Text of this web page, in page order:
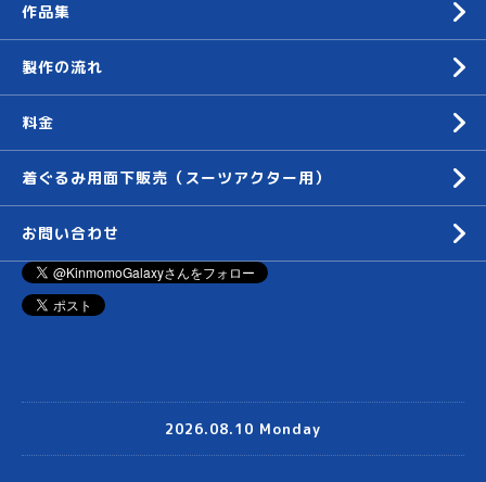
作品集
製作の流れ
料金
着ぐるみ用面下販売（スーツアクター用）
お問い合わせ
2026.08.10 Monday